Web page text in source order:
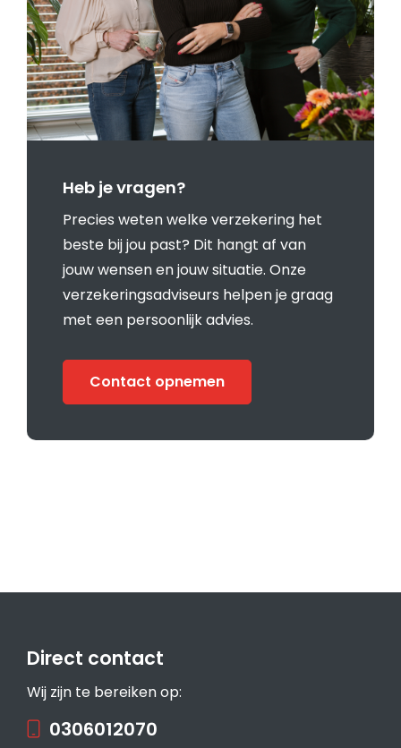
Heb je vragen?
Precies weten welke verzekering het
beste bij jou past? Dit hangt af van
jouw wensen en jouw situatie. Onze
verzekeringsadviseurs helpen je graag
met een persoonlijk advies.
Contact opnemen
Direct contact
Wij zijn te bereiken op:
0306012070